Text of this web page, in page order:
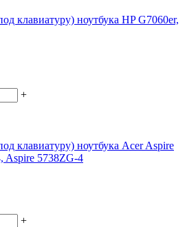
клавиатуру) ноутбука HP G7060er,
+
клавиатуру) ноутбука Acer Aspire
Aspire 5738ZG-4
+